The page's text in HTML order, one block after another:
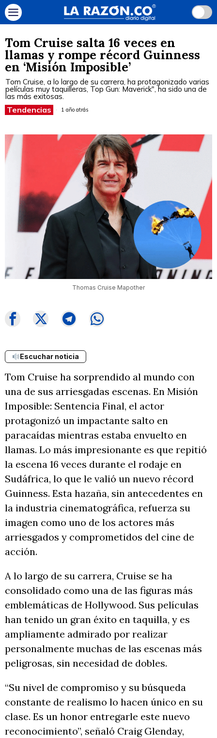
Tom Cruise salta 16 veces en
llamas y rompe récord Guinness
en ‘Misión Imposible’
Tom Cruise, a lo largo de su carrera, ha protagonizado varias
películas muy taquilleras, Top Gun: Maverick", ha sido una de
las más exitosas.
Tendencias 1 año atrás
Thomas Cruise Mapother
Escuchar noticia
Tom Cruise ha sorprendido al mundo con
una de sus arriesgadas escenas. En Misión
Imposible: Sentencia Final, el actor
protagonizó un impactante salto en
paracaídas mientras estaba envuelto en
llamas. Lo más impresionante es que repitió
la escena 16 veces durante el rodaje en
Sudáfrica, lo que le valió un nuevo récord
Guinness. Esta hazaña, sin antecedentes en
la industria cinematográfica, refuerza su
imagen como uno de los actores más
arriesgados y comprometidos del cine de
acción.
A lo largo de su carrera, Cruise se ha
consolidado como una de las figuras más
emblemáticas de Hollywood. Sus películas
han tenido un gran éxito en taquilla, y es
ampliamente admirado por realizar
personalmente muchas de las escenas más
peligrosas, sin necesidad de dobles.
“Su nivel de compromiso y su búsqueda
constante de realismo lo hacen único en su
clase. Es un honor entregarle este nuevo
reconocimiento”, señaló Craig Glenday,